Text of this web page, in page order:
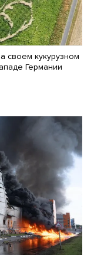
своем кукурузном
Германии